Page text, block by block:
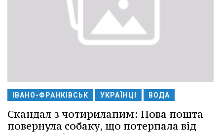
ІВАНО-ФРАНКІВСЬК УКРАЇНЦІ ВОДА
Скандал з чотирилапим: Нова пошта
повернула собаку, що потерпала від